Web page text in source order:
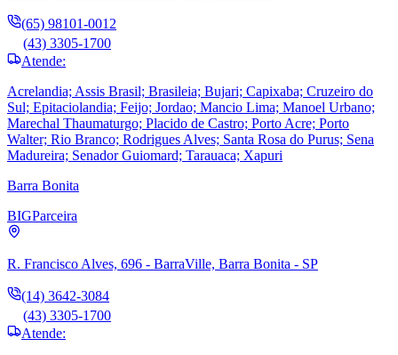
(65) 98101-0012
(43) 3305-1700
Atende:
Acrelandia; Assis Brasil; Brasileia; Bujari; Capixaba; Cruzeiro do
Sul; Epitaciolandia; Feijo; Jordao; Mancio Lima; Manoel Urbano;
Marechal Thaumaturgo; Placido de Castro; Porto Acre; Porto
Walter; Rio Branco; Rodrigues Alves; Santa Rosa do Purus; Sena
Madureira; Senador Guiomard; Tarauaca; Xapuri
Barra Bonita
BIGParceira
R. Francisco Alves, 696 - BarraVille, Barra Bonita - SP
(14) 3642-3084
(43) 3305-1700
Atende: